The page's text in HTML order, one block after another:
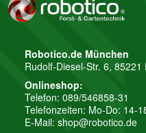
Robotico.de München
Rudolf-Diesel-Str. 6, 85221
Onlineshop:
Telefon: 089/546858-31
Telefonzeiten: Mo-Do: 14-
E-Mail: shop@robotico.de